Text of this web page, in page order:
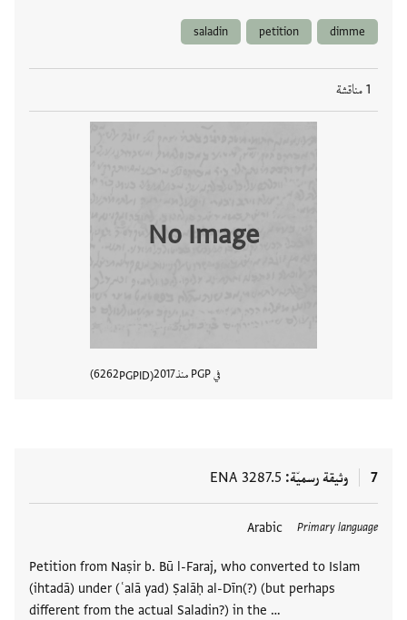
dimme
petition
saladin
1 مناقشة
No Image
في PGP منذ 2017
PGPID
6262
7 وثيقة رسميّة ENA 3287.5
Primary language
Arabic
Petition from Naṣir b. Bū l-Faraj, who converted to Islam
(ihtadā) under (ʿalā yad) Ṣalāḥ al-Dīn(?) (but perhaps
different from the actual Saladin?) in the …
العلامات